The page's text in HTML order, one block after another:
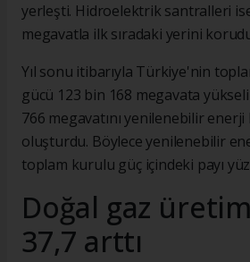
yerleşti. Hidroelektrik santralleri
megavatla ilk sıradaki yerini
Yıl sonu itibarıyla Türkiye'nin
gücü 123 bin 168 megavata
766 megavatını yenilenebilir enerji
oluşturdu. Böylece yenilenebilir
toplam kurulu güç içindeki payı
Doğal gaz
37,7 arttı